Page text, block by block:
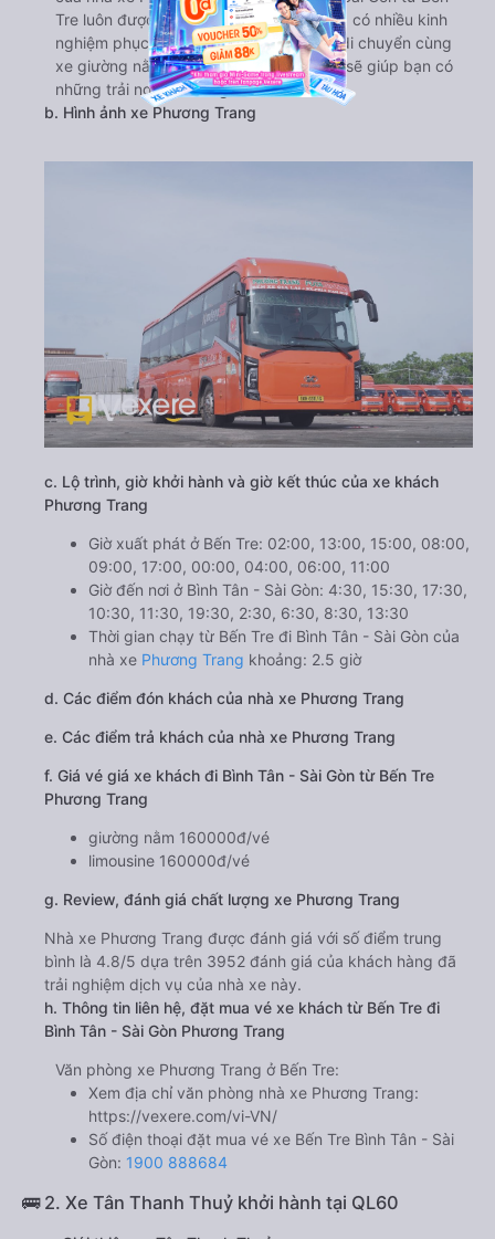
Tre luôn được đào tạo chuyên nghiệp và có nhiều kinh
nghiệm phục vụ hành khách. Lựa chọn di chuyển cùng
xe giường nằm Phương Trang chắc hẳn sẽ giúp bạn có
những trải nghiệm đáng nhớ nhất.
b. Hình ảnh xe Phương Trang
c. Lộ trình, giờ khởi hành và giờ kết thúc của xe khách
Phương Trang
Giờ xuất phát ở Bến Tre: 02:00, 13:00, 15:00, 08:00,
09:00, 17:00, 00:00, 04:00, 06:00, 11:00
Giờ đến nơi ở Bình Tân - Sài Gòn: 4:30, 15:30, 17:30,
10:30, 11:30, 19:30, 2:30, 6:30, 8:30, 13:30
Thời gian chạy từ Bến Tre đi Bình Tân - Sài Gòn của
nhà xe Phương Trang khoảng: 2.5 giờ
d. Các điểm đón khách của nhà xe Phương Trang
e. Các điểm trả khách của nhà xe Phương Trang
f. Giá vé giá xe khách đi Bình Tân - Sài Gòn từ Bến Tre
Phương Trang
giường nằm 160000đ/vé
limousine 160000đ/vé
g. Review, đánh giá chất lượng xe Phương Trang
Nhà xe Phương Trang được đánh giá với số điểm trung
bình là 4.8/5 dựa trên 3952 đánh giá của khách hàng đã
trải nghiệm dịch vụ của nhà xe này.
h. Thông tin liên hệ, đặt mua vé xe khách từ Bến Tre đi
Bình Tân - Sài Gòn Phương Trang
Văn phòng xe Phương Trang ở Bến Tre:
Xem địa chỉ văn phòng nhà xe Phương Trang:
https://vexere.com/vi-VN/
Số điện thoại đặt mua vé xe Bến Tre Bình Tân - Sài
Gòn: 1900 888684
🚌 2. Xe Tân Thanh Thuỷ khởi hành tại QL60